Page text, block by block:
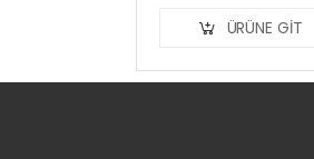
ÜRÜNE GIT